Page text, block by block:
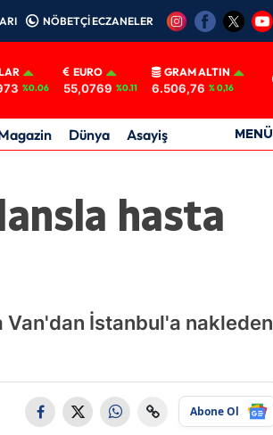
NÖBETÇİ ECZANELER
%0.06
EURO
55,0769 %0.11
GRAM ALTIN
6.506,76 % 0,16
Dünya Asayiş MENÜ
hasta
Van'dan İstanbul'a nakleden
Abone Ol